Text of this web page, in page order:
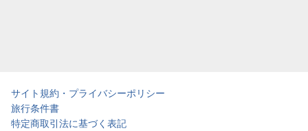
サイト規約・プライバシーポリシー
旅行条件書
特定商取引法に基づく表記